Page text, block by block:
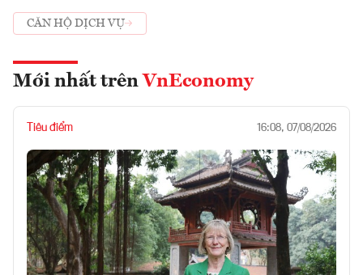
CĂN HỘ DỊCH VỤ
Mới nhất trên VnEconomy
Tiêu điểm 16:08, 07/08/2026